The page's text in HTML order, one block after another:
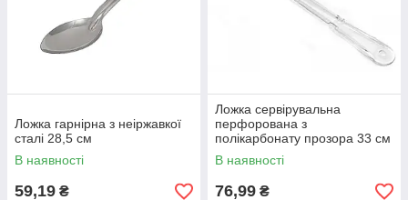
Ложка гарнірна з неіржавкої
сталі 28,5 см
В наявності
59,19 ₴
Ложка сервірувальна
перфорована з
полікарбонату прозора 33 см
В наявності
76,99 ₴